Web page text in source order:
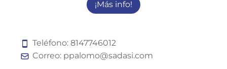
¡Más info!
Teléfono: 8147746012
Correo: ppalomo@sadasi.com